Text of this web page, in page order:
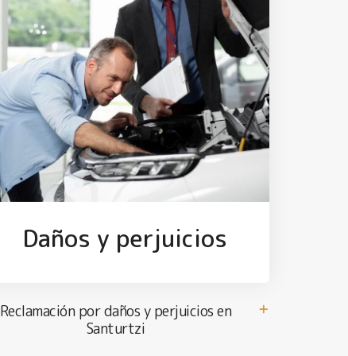
Daños y perjuicios
Reclamación por daños y perjuicios en
Santurtzi